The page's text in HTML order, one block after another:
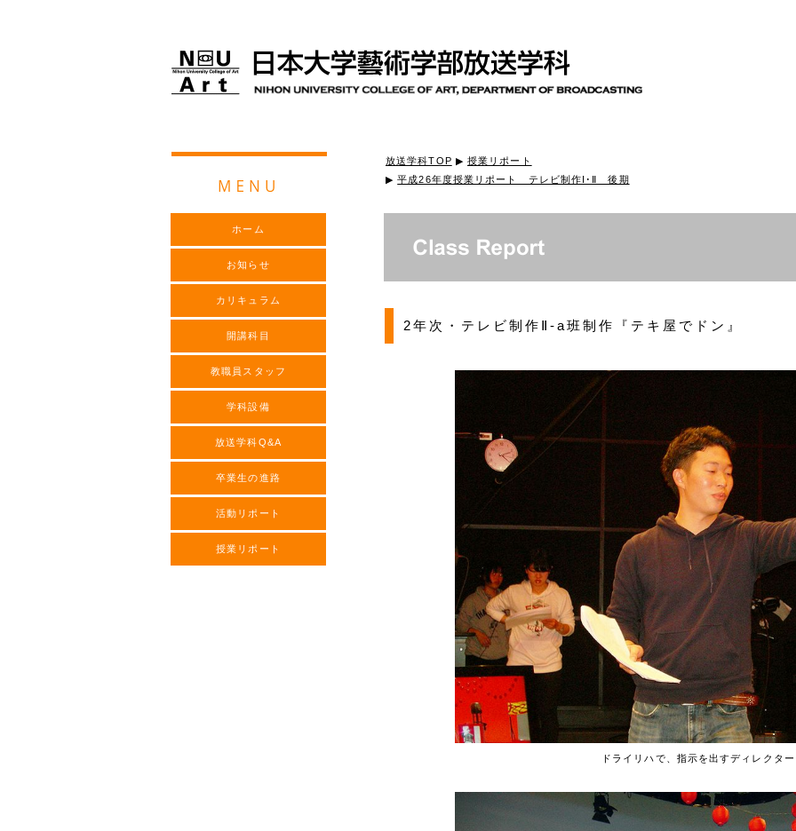
放送学科TOP ▶授業リポート
▶平成26年度授業リポート テレビ制作Ⅰ･Ⅱ 後期
ホーム
お知らせ
カリキュラム
開講科目
教職員スタッフ
学科設備
放送学科Q&A
卒業生の進路
活動リポート
授業リポート
2年次・テレビ制作Ⅱ-a班制作『テキ屋でドン』
ドライリハで、指示を出すディレクタ